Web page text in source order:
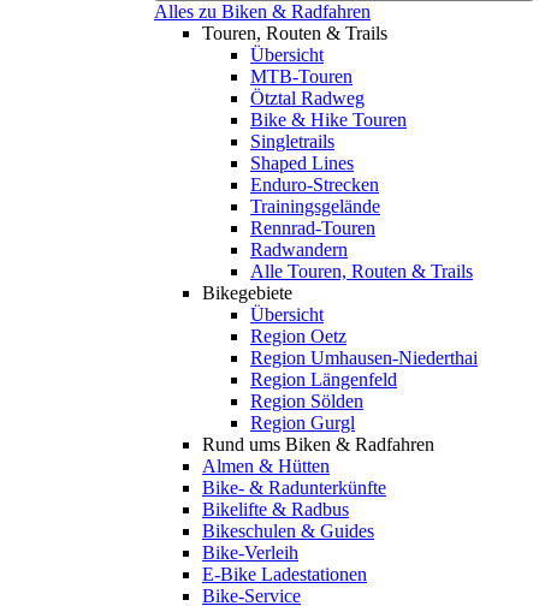
Alles zu Biken & Radfahren
Touren, Routen & Trails
Übersicht
MTB-Touren
Ötztal Radweg
Bike & Hike Touren
Singletrails
Shaped Lines
Enduro-Strecken
Trainingsgelände
Rennrad-Touren
Radwandern
Alle Touren, Routen & Trails
Bikegebiete
Übersicht
Region Oetz
Region Umhausen-Niederthai
Region Längenfeld
Region Sölden
Region Gurgl
Rund ums Biken & Radfahren
Almen & Hütten
Bike- & Radunterkünfte
Bikelifte & Radbus
Bikeschulen & Guides
Bike-Verleih
E-Bike Ladestationen
Bike-Service